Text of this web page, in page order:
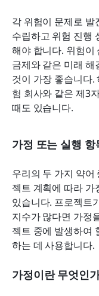
각 위험이 문제로 발
수립하고 위험 진행
해야 합니다. 위험이
금제와 같은 미래
것이 가장 좋습니다.
험 회사와 같은 제3
때도 있습니다.
가정 또는 실행 항
우리의 두 가지 약어
젝트 계획에 따라 가
있습니다. 프로젝트
지수가 많다면 가정
젝트 중에 발생하여
하는 데 사용합니다.
가정이란 무엇인